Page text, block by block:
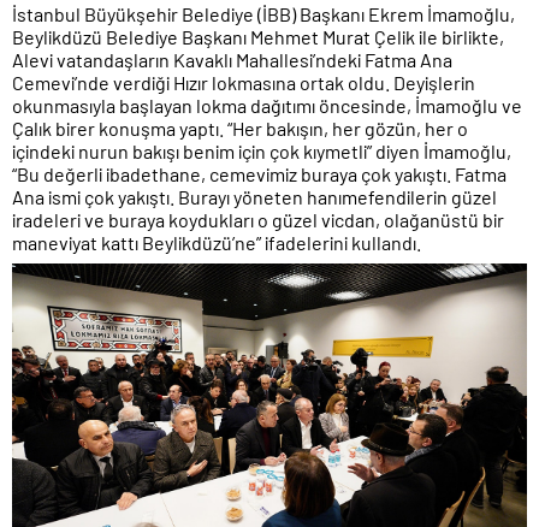
İstanbul Büyükşehir Belediye (İBB) Başkanı Ekrem İmamoğlu,
Beylikdüzü Belediye Başkanı Mehmet Murat Çelik ile birlikte,
Alevi vatandaşların Kavaklı Mahallesi’ndeki Fatma Ana
Cemevi’nde verdiği Hızır lokmasına ortak oldu. Deyişlerin
okunmasıyla başlayan lokma dağıtımı öncesinde, İmamoğlu ve
Çalık birer konuşma yaptı. “Her bakışın, her gözün, her o
içindeki nurun bakışı benim için çok kıymetli” diyen İmamoğlu,
“Bu değerli ibadethane, cemevimiz buraya çok yakıştı. Fatma
Ana ismi çok yakıştı. Burayı yöneten hanımefendilerin güzel
iradeleri ve buraya koydukları o güzel vicdan, olağanüstü bir
maneviyat kattı Beylikdüzü’ne” ifadelerini kullandı.